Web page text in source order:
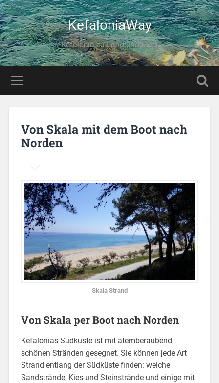
KefaloniaWay
Kefalonia zu Land und Meer
Von Skala mit dem Boot nach
Norden
Skala Strand
Von Skala per Boot nach Norden
Kefalonias Südküste ist mit atemberaubend
schönen Stränden gesegnet. Sie können jede Art
Strand entlang der Südküste finden: weiche
Sandstrände, Kies-und Steinstrände und einige mit